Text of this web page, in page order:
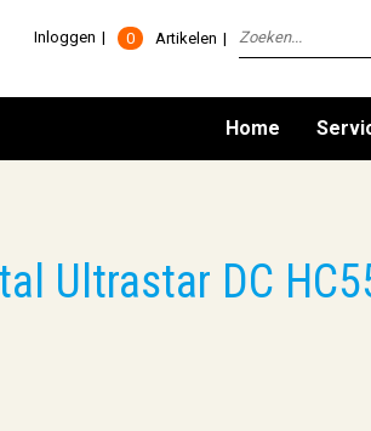
0 Artikelen
Inloggen
Home
Ultrastar DC